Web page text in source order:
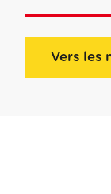
Vers les